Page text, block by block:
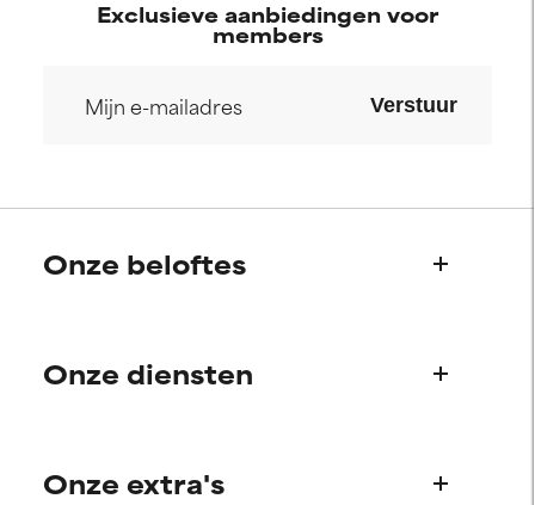
Exclusieve aanbiedingen voor
members
Verstuur
Onze beloftes
Paula's verhaal
Onze diensten
Vragen over producten
Onze extra's